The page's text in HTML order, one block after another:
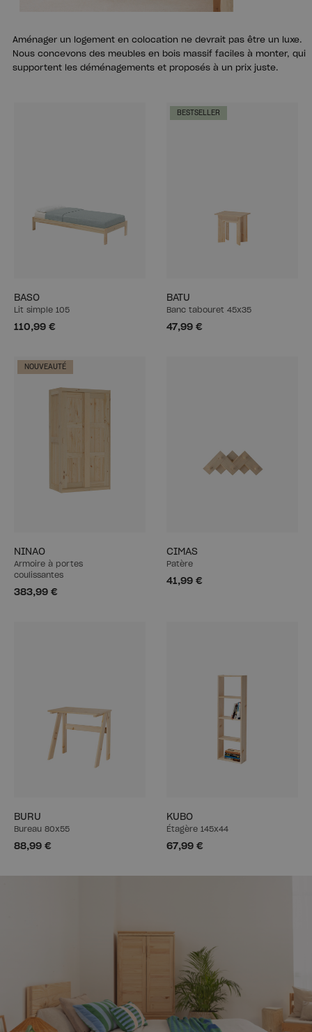
Aménager un logement en colocation ne devrait pas être un luxe.
Nous concevons des meubles en bois massif faciles à monter, qui
supportent les déménagements et proposés à un prix juste.
BASO
Lit simple 105
110,99 €
BESTSELLER
BATU
Banc tabouret 45x35
47,99 €
NOUVEAUTÉ
NINAO
Armoire à portes
coulissantes
383,99 €
CIMAS
Patère
41,99 €
BURU
Bureau 80x55
88,99 €
KUBO
Étagère 145x44
67,99 €